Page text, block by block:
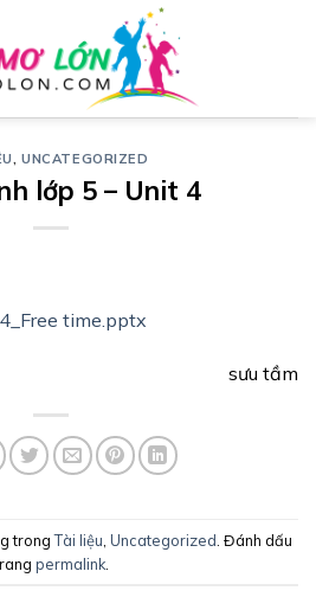
,UNCATEGORIZED
lớp 5 – Unit 4
time.pptx
sưu tầm
trongTài liệu Uncategorized . Đánh dấu
permalink.